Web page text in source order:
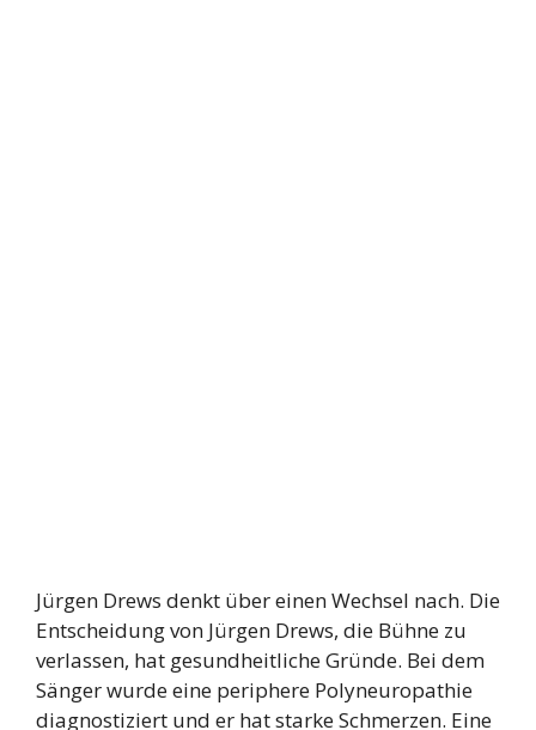
Jürgen Drews denkt über einen Wechsel nach. Die
Entscheidung von Jürgen Drews, die Bühne zu
verlassen, hat gesundheitliche Gründe. Bei dem
Sänger wurde eine periphere Polyneuropathie
diagnostiziert und er hat starke Schmerzen. Eine